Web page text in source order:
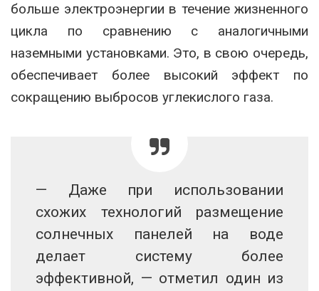
больше электроэнергии в течение жизненного
цикла по сравнению с аналогичными
наземными установками. Это, в свою очередь,
обеспечивает более высокий эффект по
сокращению выбросов углекислого газа.
— Даже при использовании
схожих технологий размещение
солнечных панелей на воде
делает систему более
эффективной, — отметил один из